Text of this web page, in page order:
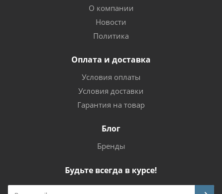
О компании
Новости
Политика
Оплата и доставка
Условия оплаты
Условия доставки
Гарантия на товар
Блог
Бренды
Будьте всегда в курсе!